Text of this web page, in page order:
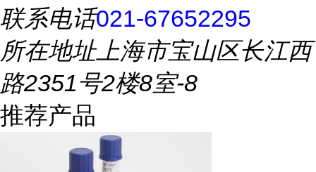
联系电话021-67652295
所在地址上海市宝山区长江西
路2351号2楼8室-8
推荐产品